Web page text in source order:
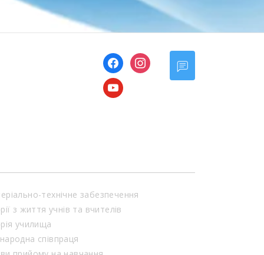
facebookinstagram
youtube
технічне забезпечення
з життя учнів та вчителів
училища
співпраця